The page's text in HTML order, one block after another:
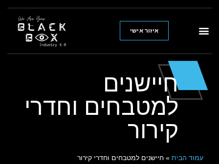
איזור אישי
חיישנים
למטבחים וחדרי
קירור
עמוד הבית » חיישנים למטבחים וחדרי קירור